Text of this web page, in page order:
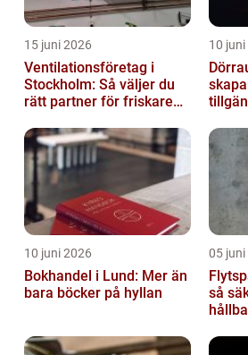
15 juni 2026
Ventilationsföretag i
Stockholm: Så väljer du
rätt partner för friskare
10
10 juni 2026
Bokhandel i Lund: Mer än
bara böcker på hyllan
05 juni
så